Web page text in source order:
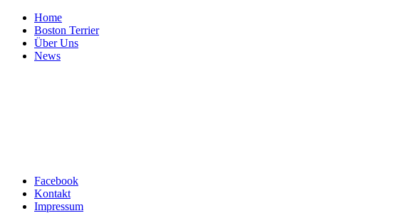
Home
Boston Terrier
Über Uns
News
Facebook
Kontakt
Impressum